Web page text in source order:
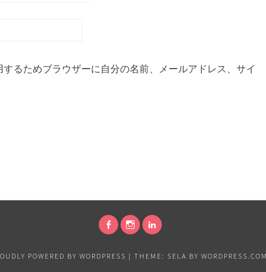
るためブラウザーに自分の名前、メールアドレス、サイ
POWERED BY WORDPRESS | THEME: SELA BY